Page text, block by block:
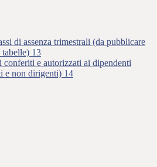
di assenza trimestrali (da pubblicare
tabelle) 13
conferiti e autorizzati ai dipendenti
e non dirigenti) 14